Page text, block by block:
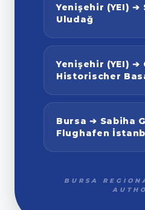
Yenişehir (YEI)
Uludağ
Yenişehir (YEI) ➔
Historischer
Bursa ➔ Sabiha
Flughafen
BURSA